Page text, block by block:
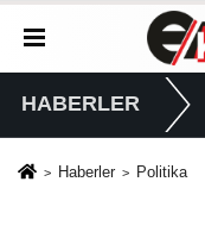
HABERLER
Haberler Politika